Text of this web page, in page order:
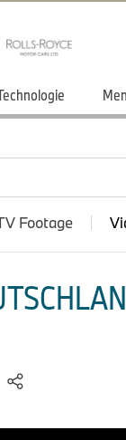
Footage